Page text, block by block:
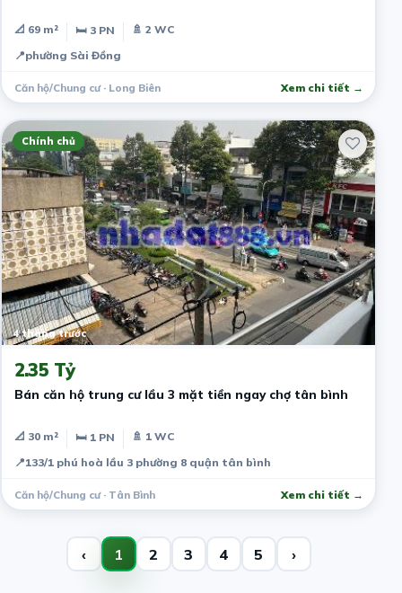
📐 69 m² 🛏 3 PN
🚿 2 WC
📍phường Sài Đồng
Căn hộ/Chung cư · Long Biên Xem chi tiết →
Chính chủ
4 tháng trước
2.35 Tỷ
Bán căn hộ trung cư lầu 3 mặt tiền ngay chợ tân bình
📐 30 m² 🛏 1 PN
🚿 1 WC
📍133/1 phú hoà lầu 3 phường 8 quận tân bình
Căn hộ/Chung cư · Tân Bình Xem chi tiết →
‹ 1 2 3 4 5 ›